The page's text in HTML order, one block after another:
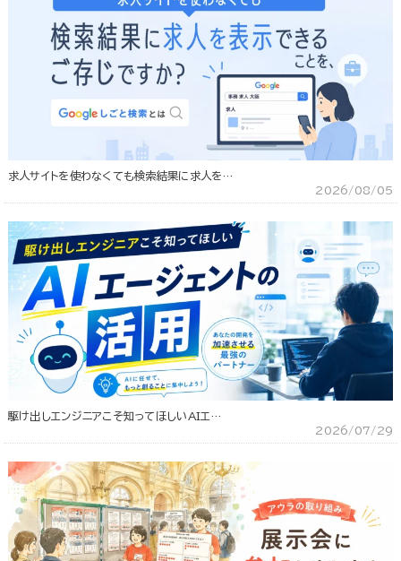
求人サイトを使わなくても検索結果に求人を…
2026/08/05
駆け出しエンジニアこそ知ってほしいAIエ…
2026/07/29